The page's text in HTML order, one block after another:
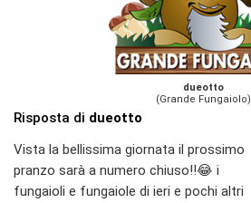
dueotto
(Grande Fungaiolo)
Risposta di dueotto
Vista la bellissima giornata il prossimo
pranzo sarà a numero chiuso!!😂 i
fungaioli e fungaiole di ieri e pochi altri